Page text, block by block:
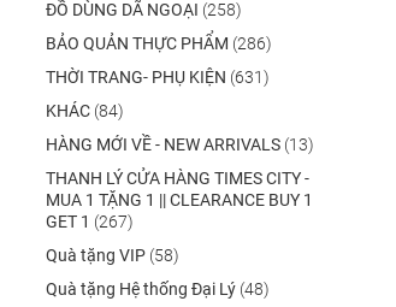
ĐỒ DÙNG DÃ NGOẠI (258)
BẢO QUẢN THỰC PHẨM (286)
THỜI TRANG- PHỤ KIỆN (631)
KHÁC (84)
HÀNG MỚI VỀ - NEW ARRIVALS (13)
THANH LÝ CỬA HÀNG TIMES CITY -
MUA 1 TẶNG 1 || CLEARANCE BUY 1
GET 1 (267)
Quà tặng VIP (58)
Quà tặng Hệ thống Đại Lý (48)